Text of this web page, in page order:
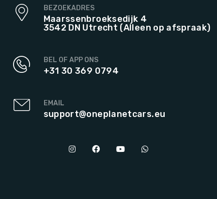
BEZOEKADRES
Maarssenbroeksedijk 4
3542 DN Utrecht (Alleen op afspraak)
BEL OF APP ONS
+31 30 369 0794
EMAIL
support@oneplanetcars.eu